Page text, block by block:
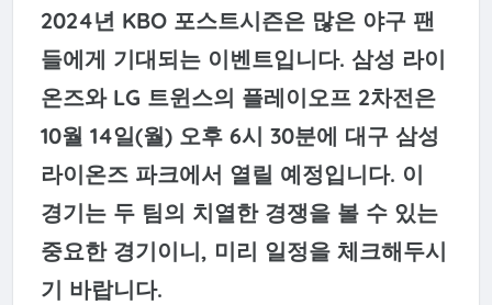
2024년 KBO 포스트시즌은 많은 야구 팬
들에게 기대되는 이벤트입니다. 삼성 라이
온즈와 LG 트윈스의 플레이오프 2차전은
10월 14일(월) 오후 6시 30분에 대구 삼성
라이온즈 파크에서 열릴 예정입니다. 이
경기는 두 팀의 치열한 경쟁을 볼 수 있는
중요한 경기이니, 미리 일정을 체크해두시
기 바랍니다.